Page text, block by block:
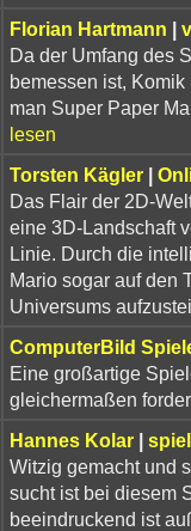
Florian Hartmann |
Da der Umfang des
bemessen ist,
man Super Paper
lesen
Torsten Kägler|
Das Flair der 2D-
eine 3D-Landschaft
Linie. Durch die
Mario sogar auf den
Universums
ComputerBild
Eine großartige
gleichermaßen
Hannes Kolar|
Witzig gemacht und
sucht ist bei diesem
beeindruckend ist